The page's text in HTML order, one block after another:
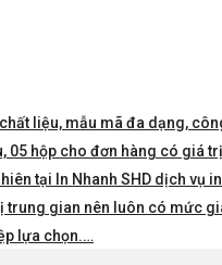
liệu, mẫu mã đa dạng,
hộp cho đơn hàng có giá
tại In Nhanh SHD dịch vụ
gian nên luôn có mức
lựa chọn.…